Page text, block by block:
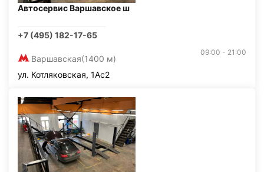
Автосервис Варшавское ш
+7 (495) 182-17-65
Варшавская(1400 м)
09:00 - 21:00
ул. Котляковская, 1Ас2